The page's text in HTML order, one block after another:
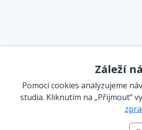
Záleží
Pomocí cookies analyzujeme
studia. Kliknutím na „Přijmout“